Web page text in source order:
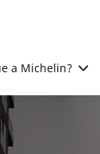
a Michelin?